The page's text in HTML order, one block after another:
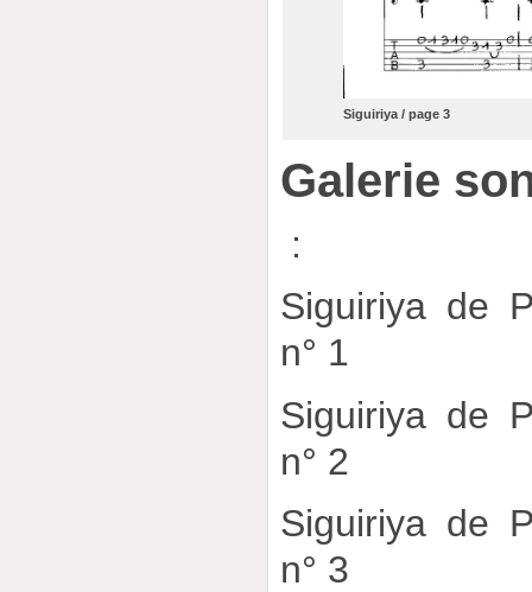
Siguiriya / page 3
Galerie
:
Siguiriya de
n° 1
Siguiriya de
n° 2
Siguiriya de
n° 3